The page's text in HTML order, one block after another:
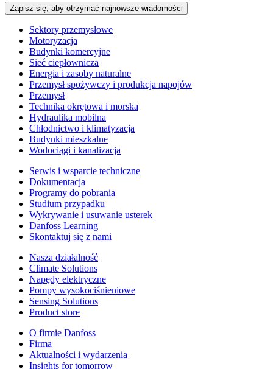
Zapisz się, aby otrzymać najnowsze wiadomości
Sektory przemysłowe
Motoryzacja
Budynki komercyjne
Sieć ciepłownicza
Energia i zasoby naturalne
Przemysł spożywczy i produkcja napojów
Przemysł
Technika okrętowa i morska
Hydraulika mobilna
Chłodnictwo i klimatyzacja
Budynki mieszkalne
Wodociągi i kanalizacja
Serwis i wsparcie techniczne
Dokumentacja
Programy do pobrania
Studium przypadku
Wykrywanie i usuwanie usterek
Danfoss Learning
Skontaktuj się z nami
Nasza działalność
Climate Solutions
Napędy elektryczne
Pompy wysokociśnieniowe
Sensing Solutions
Product store
O firmie Danfoss
Firma
Aktualności i wydarzenia
Insights for tomorrow